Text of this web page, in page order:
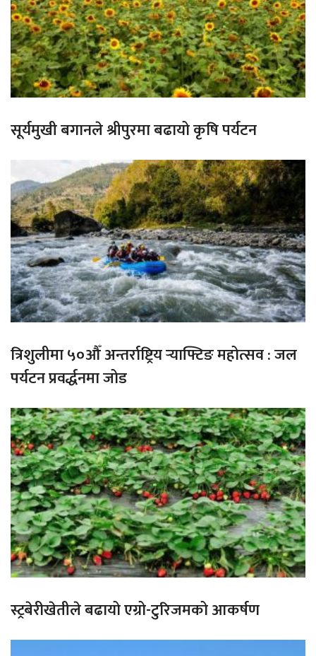
सूर्यमुखी बगानले श्रीपुरमा बढायो कृषि पर्यटन
त्रिशुलीमा ५०औँ अन्तर्राष्ट्रिय र्‍याफ्टिङ महोत्सव : जल
पर्यटन प्रवर्द्धनमा जोड
स्ट्रबेरीखेतीले बढायो एग्रो-टुरिजमको आकर्षण